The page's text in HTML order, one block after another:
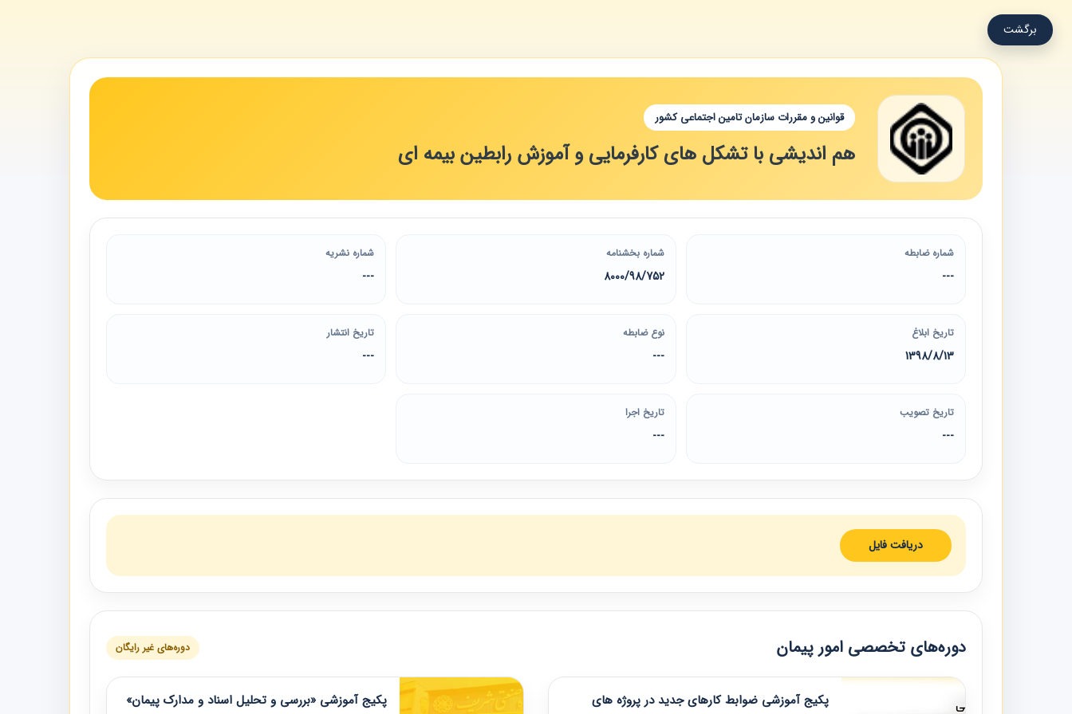
برگشت
قوانین و مقررات سازمان تامین اجتماعی کشور
هم اندیشی با تشکل های کارفرمایی و آموزش رابطین بیمه ای
شماره ضابطه
---
شماره بخشنامه
8000/98/752
شماره نشریه
---
تاریخ ابلاغ
1398/8/13
نوع ضابطه
---
تاریخ انتشار
---
تاریخ تصویب
---
تاریخ اجرا
---
دریافت فایل
دوره‌های تخصصی امور پیمان دوره‌های غیر رایگان
پکیج آموزشی ضوابط کارهای جدید در پروژه های
پکیج آموزشی «بررسی و تحلیل اسناد و مدارک پیمان»